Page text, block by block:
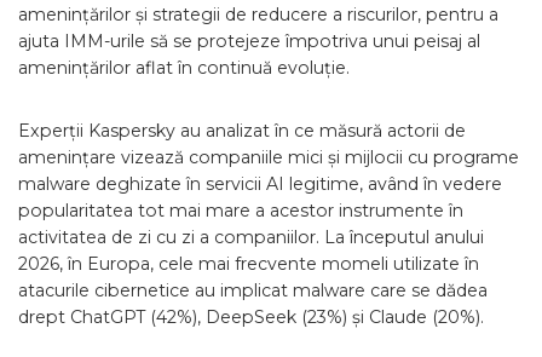
amenințărilor și strategii de reducere a riscurilor, pentru a
ajuta IMM-urile să se protejeze împotriva unui peisaj al
amenințărilor aflat în continuă evoluție.
Experții Kaspersky au analizat în ce măsură actorii de
amenințare vizează companiile mici și mijlocii cu programe
malware deghizate în servicii AI legitime, având în vedere
popularitatea tot mai mare a acestor instrumente în
activitatea de zi cu zi a companiilor. La începutul anului
2026, în Europa, cele mai frecvente momeli utilizate în
atacurile cibernetice au implicat malware care se dădea
drept ChatGPT (42%), DeepSeek (23%) și Claude (20%).